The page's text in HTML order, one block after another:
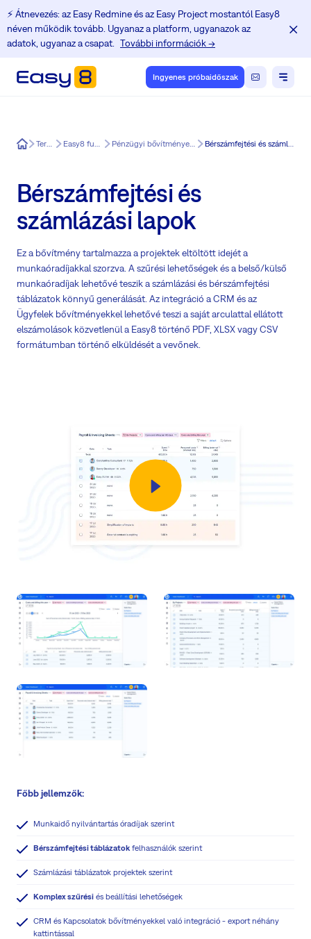
⚡️ Átnevezés: az Easy Redmine és az Easy Project mostantól Easy8
néven működik tovább. Ugyanaz a platform, ugyanazok az
adatok, ugyanaz a csapat.
További információk →
Ingyenes próbaidőszak
Easy8 Termék Easy8 funkciók Pénzügyi bővítmények az Easy8. Bérszámfejtési és számlázási lapok
Bérszámfejtési és
számlázási lapok
Ez a bővítmény tartalmazza a projektek eltöltött idejét a
munkaóradíjakkal szorzva. A szűrési lehetőségek és a belső/külső
munkaóradíjak lehetővé teszik a számlázási és bérszámfejtési
táblázatok könnyű generálását. Az integráció a CRM és az
Ügyfelek bővítményekkel lehetővé teszi a saját arculattal ellátott
elszámolások közvetlenül a Easy8 történő PDF, XLSX vagy CSV
formátumban történő elküldését a vevőnek.
Főbb jellemzők:
Munkaidő nyilvántartás óradíjak szerint
Bérszámfejtési táblázatokfelhasználók szerint
Számlázási táblázatok projektek szerint
Komplex szűrési és beállítási lehetőségek
CRM és Kapcsolatok bővítményekkel való integráció - export néhány
kattintással